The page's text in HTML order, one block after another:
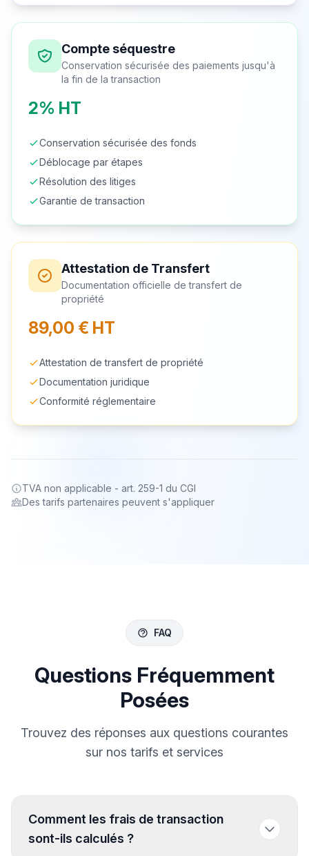
Compte séquestre
Conservation sécurisée des paiements jusqu'à
la fin de la transaction
2% HT
Conservation sécurisée des fonds
Déblocage par étapes
Résolution des litiges
Garantie de transaction
Attestation de Transfert
Documentation officielle de transfert de
propriété
89,00 € HT
Attestation de transfert de propriété
Documentation juridique
Conformité réglementaire
TVA non applicable - art. 259-1 du CGI
Des tarifs partenaires peuvent s'appliquer
FAQ
Questions Fréquemment
Posées
Trouvez des réponses aux questions courantes
sur nos tarifs et services
Comment les frais de transaction
sont-ils calculés ?